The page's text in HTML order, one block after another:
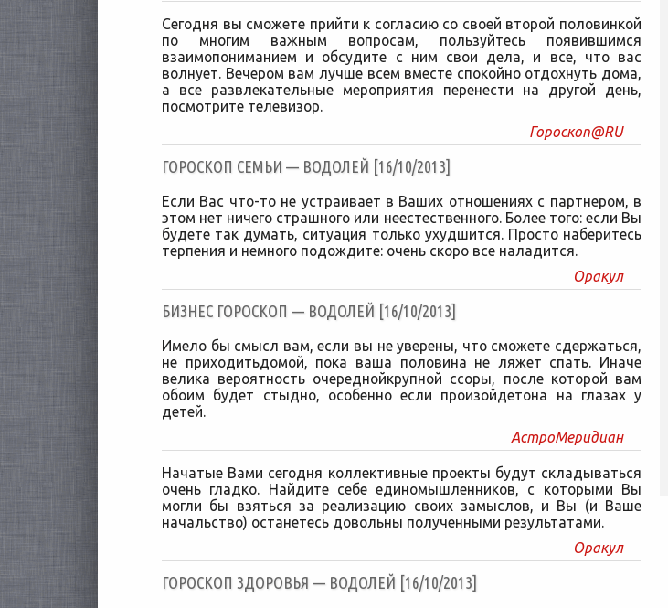
Сегодня вы сможете прийти к согласию со своей второй половинкой
по многим важным вопросам, пользуйтесь появившимся
взаимопониманием и обсудите с ним свои дела, и все, что вас
волнует. Вечером вам лучше всем вместе спокойно отдохнуть дома,
а все развлекательные мероприятия перенести на другой день,
посмотрите телевизор.
Гороскоп@RU
ГОРОСКОП СЕМЬИ — ВОДОЛЕЙ [16/10/2013]
Если Вас что-то не устраивает в Ваших отношениях с партнером, в
этом нет ничего страшного или неестественного. Более того: если Вы
будете так думать, ситуация только ухудшится. Просто наберитесь
терпения и немного подождите: очень скоро все наладится.
Оракул
БИЗНЕС ГОРОСКОП — ВОДОЛЕЙ [16/10/2013]
Имело бы смысл вам, если вы не уверены, что сможете сдержаться,
не приходитьдомой, пока ваша половина не ляжет спать. Иначе
велика вероятность очереднойкрупной ссоры, после которой вам
обоим будет стыдно, особенно если произойдетона на глазах у
детей.
АстроМеридиан
Начатые Вами сегодня коллективные проекты будут складываться
очень гладко. Найдите себе единомышленников, с которыми Вы
могли бы взяться за реализацию своих замыслов, и Вы (и Ваше
начальство) останетесь довольны полученными результатами.
Оракул
ГОРОСКОП ЗДОРОВЬЯ — ВОДОЛЕЙ [16/10/2013]